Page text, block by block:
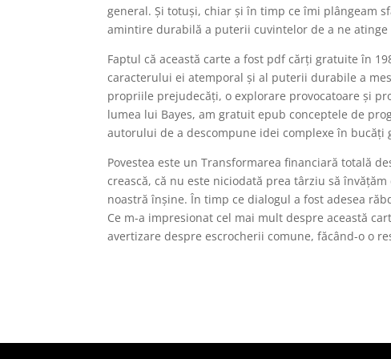
general. Și totuși, chiar și în timp ce îmi plângeam
amintire durabilă a puterii cuvintelor de a ne
Faptul că această carte a fost pdf cărți gratuite în
caracterului ei atemporal și al puterii durabile a
propriile prejudecăți, o explorare provocatoare și
lumea lui Bayes, am gratuit epub conceptele de
autorului de a descompune idei complexe în bucăți
Povestea este un Transformarea financiară totală
crească, că nu este niciodată prea târziu să
noastră înșine. În timp ce dialogul a fost adesea
Ce m-a impresionat cel mai mult despre această
avertizare despre escrocherii comune, făcând-o o